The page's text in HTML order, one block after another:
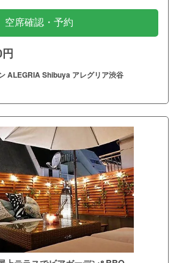
空席確認・予約
ALEGRIA Shibuya アレグリア渋谷